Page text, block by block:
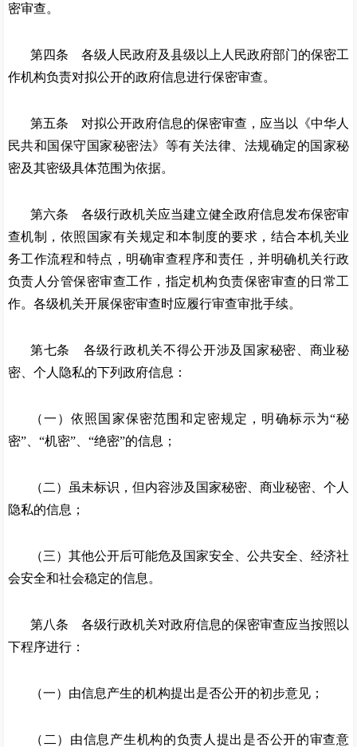
密审查。
第四条 各级人民政府及县级以上人民政府部门的保密工
作机构负责对拟公开的政府信息进行保密审查。
第五条 对拟公开政府信息的保密审查，应当以《中华人
民共和国保守国家秘密法》等有关法律、法规确定的国家秘
密及其密级具体范围为依据。
第六条 各级行政机关应当建立健全政府信息发布保密审
查机制，依照国家有关规定和本制度的要求，结合本机关业
务工作流程和特点，明确审查程序和责任，并明确机关行政
负责人分管保密审查工作，指定机构负责保密审查的日常工
作。各级机关开展保密审查时应履行审查审批手续。
第七条 各级行政机关不得公开涉及国家秘密、商业秘
密、个人隐私的下列政府信息：
（一）依照国家保密范围和定密规定，明确标示为“秘
密”、“机密”、“绝密”的信息；
（二）虽未标识，但内容涉及国家秘密、商业秘密、个人
隐私的信息；
（三）其他公开后可能危及国家安全、公共安全、经济社
会安全和社会稳定的信息。
第八条 各级行政机关对政府信息的保密审查应当按照以
下程序进行：
（一）由信息产生的机构提出是否公开的初步意见；
（二）由信息产生机构的负责人提出是否公开的审查意